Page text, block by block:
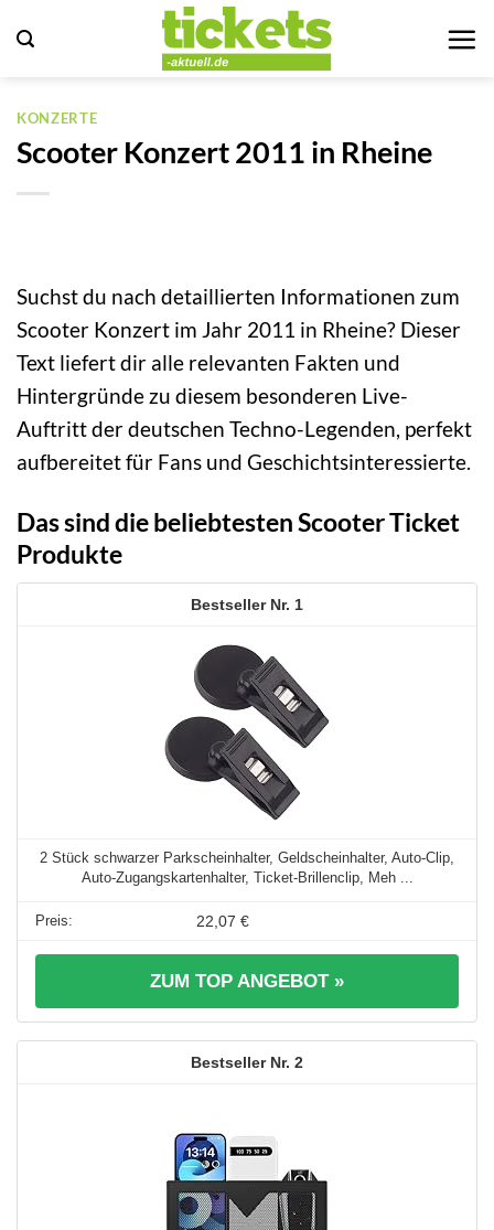
Inhalt
KONZERTE
Scooter Konzert 2011 in Rheine
Suchst du nach detaillierten Informationen zum
Scooter Konzert im Jahr 2011 in Rheine? Dieser
Text liefert dir alle relevanten Fakten und
Hintergründe zu diesem besonderen Live-
Auftritt der deutschen Techno-Legenden, perfekt
aufbereitet für Fans und Geschichtsinteressierte.
Das sind die beliebtesten Scooter Ticket
Produkte
1
2 Stück schwarzer Parkscheinhalter, Geldscheinhalter, Auto-Clip,
Auto-Zugangskartenhalter, Ticket-Brillenclip, Meh ...
22,07 €
ZUM TOP ANGEBOT »
2